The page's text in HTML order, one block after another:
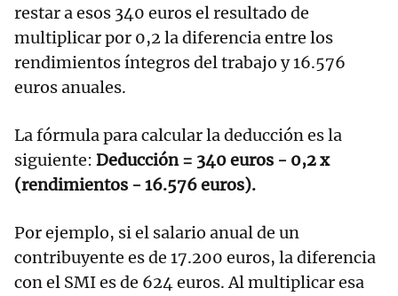
restar a esos 340 euros el resultado de
multiplicar por 0,2 la diferencia entre los
rendimientos íntegros del trabajo y 16.576
euros anuales.
La fórmula para calcular la deducción es la
siguiente: Deducción = 340 euros - 0,2 x
(rendimientos - 16.576 euros).
Por ejemplo, si el salario anual de un
contribuyente es de 17.200 euros, la diferencia
con el SMI es de 624 euros. Al multiplicar esa